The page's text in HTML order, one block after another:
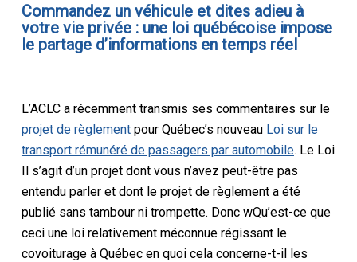
Commandez un véhicule et dites adieu à
votre vie privée : une loi québécoise impose
le partage d’informations en temps réel
L’ACLC a récemment transmis ses commentaires sur le
projet de règlementpour Québec’s nouveau Loi sur le
transport rémunéré de passagers par automobile. Le Loi
Il s’agit d’un projet dont vous n’avez peut-être pas
entendu parler et dont le projet de règlement a été
publié sans tambour ni trompette. DoncwQu’est-ce que
ceciune loi relativement méconnue régissant le
covoiturage à Québecen quoi cela concerne-t-il les